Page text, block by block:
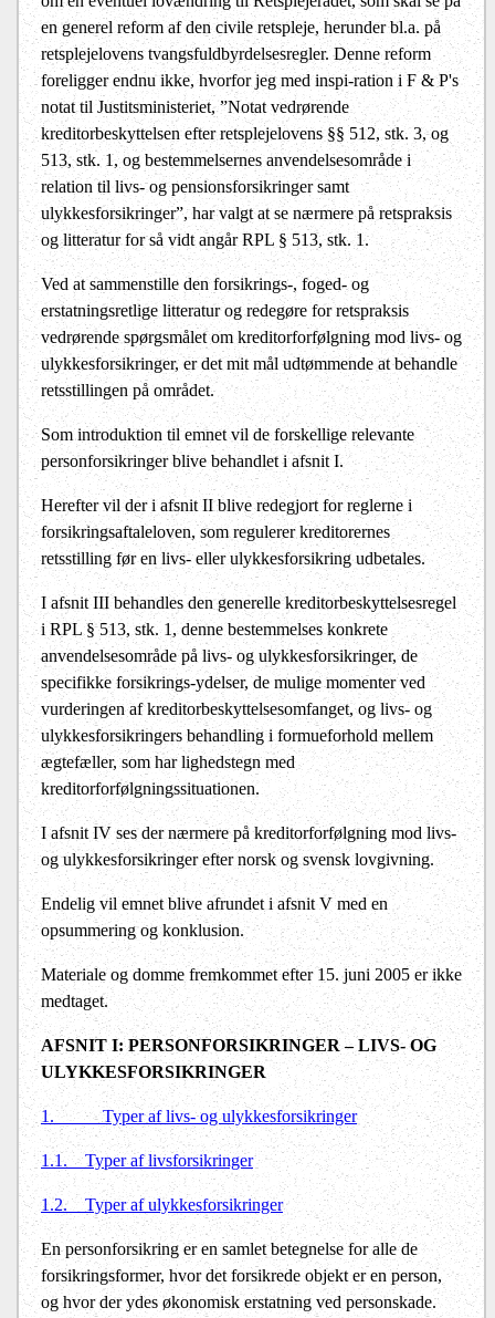
en generel reform af den civile retspleje, herunder bl.a. på
retsplejelovens tvangsfuldbyrdelsesregler. Denne reform
foreligger endnu ikke, hvorfor jeg med inspi-ration i F & P's
notat til Justitsministeriet, ”Notat vedrørende
kreditorbeskyttelsen efter retsplejelovens §§ 512, stk. 3, og
513, stk. 1, og bestemmelsernes anvendelsesområde i
relation til livs- og pensionsforsikringer samt
ulykkesforsikringer”, har valgt at se nærmere på retspraksis
og litteratur for så vidt angår RPL § 513, stk. 1.
Ved at sammenstille den forsikrings-, foged- og
erstatningsretlige litteratur og redegøre for retspraksis
vedrørende spørgsmålet om kreditorforfølgning mod livs- og
ulykkesforsikringer, er det mit mål udtømmende at behandle
retsstillingen på området.
Som introduktion til emnet vil de forskellige relevante
personforsikringer blive behandlet i afsnit I.
Herefter vil der i afsnit II blive redegjort for reglerne i
forsikringsaftaleloven, som regulerer kreditorernes
retsstilling før en livs- eller ulykkesforsikring udbetales.
I afsnit III behandles den generelle kreditorbeskyttelsesregel
i RPL § 513, stk. 1, denne bestemmelses konkrete
anvendelsesområde på livs- og ulykkesforsikringer, de
specifikke forsikrings-ydelser, de mulige momenter ved
vurderingen af kreditorbeskyttelsesomfanget, og livs- og
ulykkesforsikringers behandling i formueforhold mellem
ægtefæller, som har lighedstegn med
kreditorforfølgningssituationen.
I afsnit IV ses der nærmere på kreditorforfølgning mod livs-
og ulykkesforsikringer efter norsk og svensk lovgivning.
Endelig vil emnet blive afrundet i afsnit V med en
opsummering og konklusion.
Materiale og domme fremkommet efter 15. juni 2005 er ikke
medtaget.
AFSNIT I: PERSONFORSIKRINGER – LIVS- OG
ULYKKESFORSIKRINGER
1. Typer af livs- og ulykkesforsikringer
1.1. Typer af livsforsikringer
1.2. Typer af ulykkesforsikringer
En personforsikring er en samlet betegnelse for alle de
forsikringsformer, hvor det forsikrede objekt er en person,
og hvor der ydes økonomisk erstatning ved personskade.